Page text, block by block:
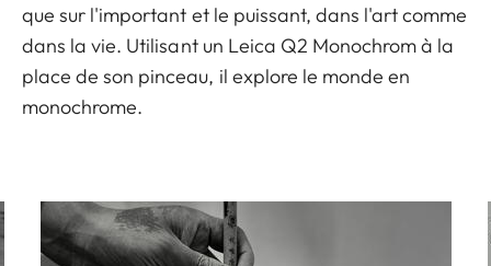
que sur l'important et le puissant, dans l'art comme
dans la vie. Utilisant un Leica Q2 Monochrom à la
place de son pinceau, il explore le monde en
monochrome.